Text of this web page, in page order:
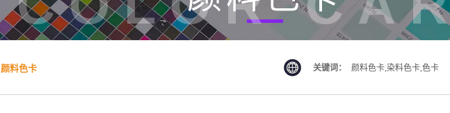
颜料色卡 关键词： 颜料色卡,染料色卡,色卡